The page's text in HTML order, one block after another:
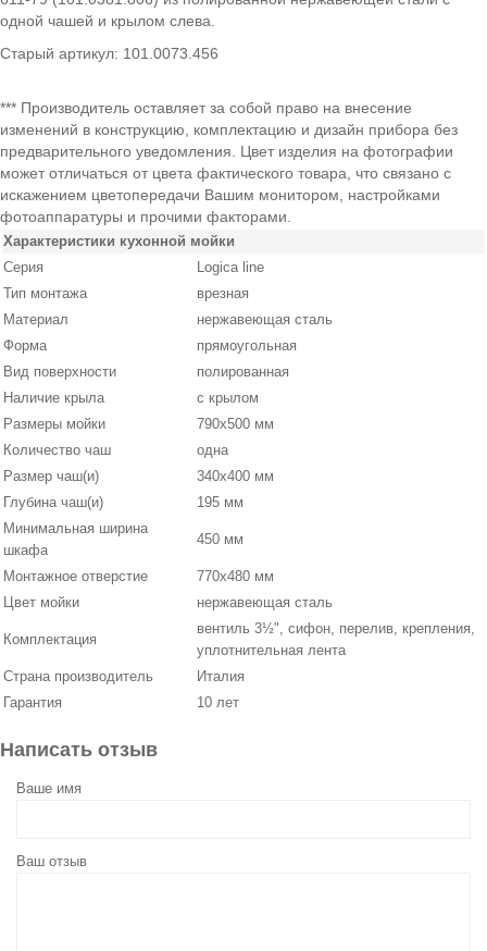
одной чашей и крылом слева.
Старый артикул: 101.0073.456
*** Производитель оставляет за собой право на внесение
изменений в конструкцию, комплектацию и дизайн прибора без
предварительного уведомления. Цвет изделия на фотографии
может отличаться от цвета фактического товара, что связано с
искажением цветопередачи Вашим монитором, настройками
фотоаппаратуры и прочими факторами.
Характеристики кухонной мойки
Серия
Logica line
Тип монтажа
врезная
Материал
нержавеющая сталь
Форма
прямоугольная
Вид поверхности
полированная
Наличие крыла
с крылом
Размеры мойки
790х500 мм
Количество чаш
одна
Размер чаш(и)
340х400 мм
Глубина чаш(и)
195 мм
Минимальная ширина
шкафа
450 мм
Монтажное отверстие
770х480 мм
Цвет мойки
нержавеющая сталь
Комплектация
вентиль 3½", сифон, перелив, крепления,
уплотнительная лента
Страна производитель
Италия
Гарантия
10 лет
Написать отзыв
Ваше имя
Ваш отзыв